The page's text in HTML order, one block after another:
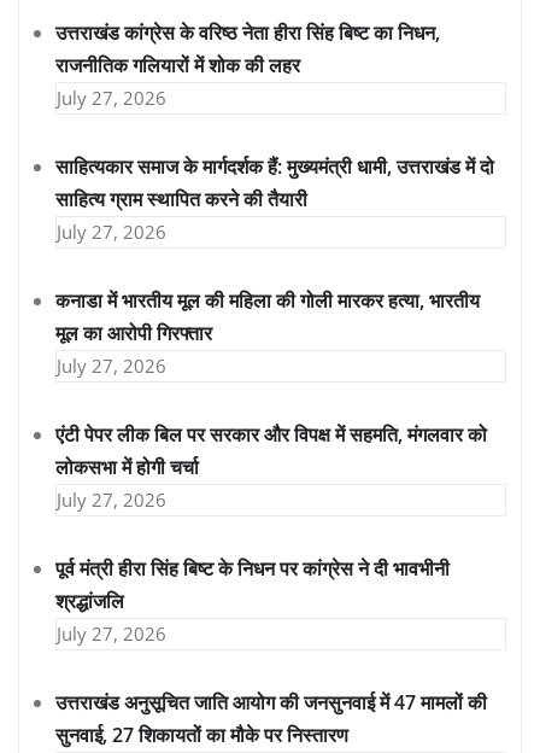
उत्तराखंड कांग्रेस के वरिष्ठ नेता हीरा सिंह बिष्ट का निधन,
राजनीतिक गलियारों में शोक की लहर
July 27, 2026
साहित्यकार समाज के मार्गदर्शक हैं: मुख्यमंत्री धामी, उत्तराखंड में दो
साहित्य ग्राम स्थापित करने की तैयारी
July 27, 2026
कनाडा में भारतीय मूल की महिला की गोली मारकर हत्या, भारतीय
मूल का आरोपी गिरफ्तार
July 27, 2026
एंटी पेपर लीक बिल पर सरकार और विपक्ष में सहमति, मंगलवार को
लोकसभा में होगी चर्चा
July 27, 2026
पूर्व मंत्री हीरा सिंह बिष्ट के निधन पर कांग्रेस ने दी भावभीनी
श्रद्धांजलि
July 27, 2026
उत्तराखंड अनुसूचित जाति आयोग की जनसुनवाई में 47 मामलों की
सुनवाई, 27 शिकायतों का मौके पर निस्तारण